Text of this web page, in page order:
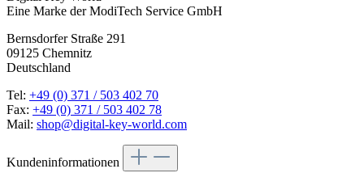
Eine Marke der ModiTech Service GmbH
Bernsdorfer Straße 291
09125 Chemnitz
Deutschland
Tel: +49 (0) 371 / 503 402 70
Fax: +49 (0) 371 / 503 402 78
Mail: shop@digital-key-world.com
Kundeninformationen